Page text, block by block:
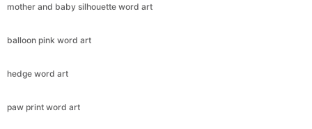
mother and baby silhouette word art
balloon pink word art
hedge word art
paw print word art